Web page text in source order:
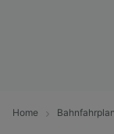
Home Bahnfahrplan